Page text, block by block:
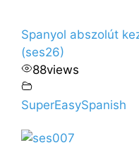
Spanyol abszolút
(ses26)
88views
SuperEasySpanish